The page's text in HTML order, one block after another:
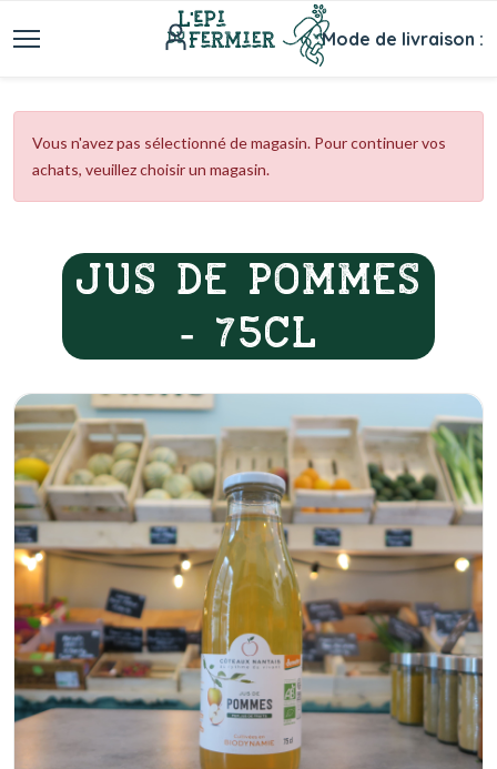
Mode de livraison :
Vous n'avez pas sélectionné de magasin. Pour continuer vos
achats, veuillez choisir un magasin.
JUS DE POMMES
- 75CL